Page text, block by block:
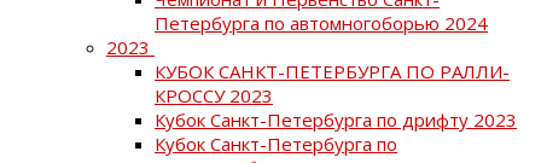
Петербурга по автомногоборью 2024
2023
КУБОК САНКТ-ПЕТЕРБУРГА ПО РАЛЛИ-
КРОССУ 2023
Кубок Санкт-Петербурга по дрифту 2023
Кубок Санкт-Петербурга по